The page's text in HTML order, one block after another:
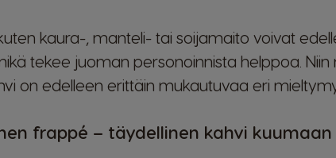
kaura-, manteli- tai soijamaito voivat
tekee juoman personoinnista helppoa.
on edelleen erittäin mukautuvaa eri
frappé – täydellinen kahvi